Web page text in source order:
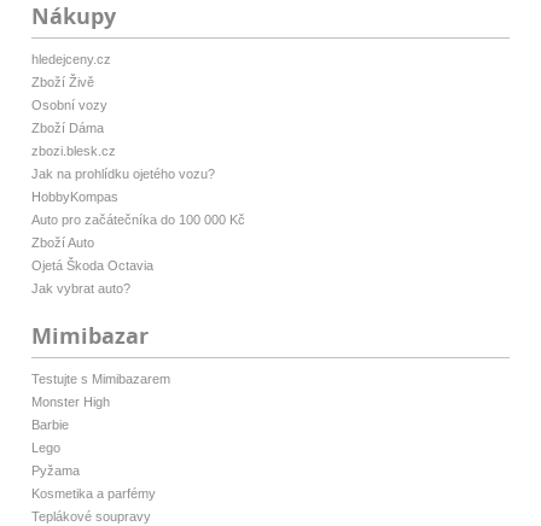
Nákupy
hledejceny.cz
Zboží Živě
Osobní vozy
Zboží Dáma
zbozi.blesk.cz
Jak na prohlídku ojetého vozu?
HobbyKompas
Auto pro začátečníka do 100 000 Kč
Zboží Auto
Ojetá Škoda Octavia
Jak vybrat auto?
Mimibazar
Testujte s Mimibazarem
Monster High
Barbie
Lego
Pyžama
Kosmetika a parfémy
Teplákové soupravy